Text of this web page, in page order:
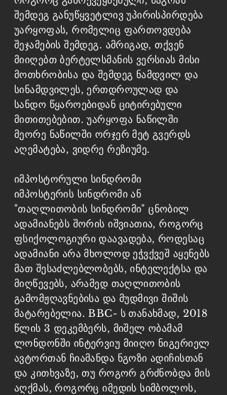
შემდეგ განუწყვეტლივ უპირისპირდება
უარყოფას, რომელიც ფართოვდება
შეჯამების შემდეგ. ამრიგად, თქვენ
მიიღებთ ბერტელსმანის ვერსიას მისი
მოთხრობისა და შემდეგ ნამდვილ და
სინამდვილეს, ერთდროულად და
სანდო წყაროებიდან ციტირებული
მითითებებით. უარყოფა ნაწილში
მეორე ნაწილში ორჯერ მეტ გვერდს
აღემატება, ვიდრე რეზიუმე.
იმპოსტორული სინდრომი
იმპოსტერის სინდრომი ან
"თაღლითობის სინდრომი" ცნობილ
ადამიანებს შორის იშვიათია, როგორც
ფსიქოლოგიური დაავადება, როდესაც
ადამიანი არა მხოლოდ ეჭვქვეშ აყენებს
მათ შესაძლებლობებს, ინტელექტსა და
მიღწევებს, არამედ თაღლითობის
გამომჟღავნებისა და მუდმივი შიშის
მატარებელია. BBC- ს თანახმად, 2018
წლის 3 დეკემბერს, მიშელ ობამამ
ლონდონში ინტერვიუ მიიღო ნიგერიელ
ავტორთან ჩიამანდა ნგოზი ადიჩისთან
და კითხვაზე, თუ როგორ გრძნობდა მის
აღქმას, როგორც იმედის სიმბოლოს,